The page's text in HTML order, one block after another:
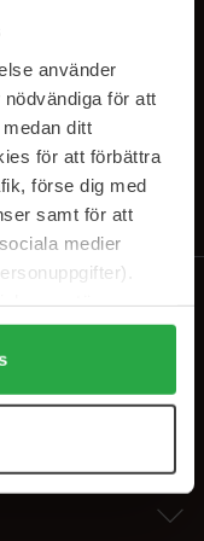
använder
för att
ditt
för att förbättra
förse dig med
samt för att
medier
accepterar du
kan anpassa
som helst återkalla
. Du kan melde deg